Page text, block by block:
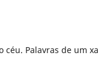
céu. Palavras de um